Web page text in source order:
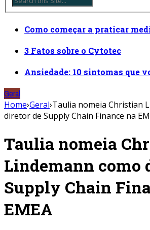
Como começar a praticar
3 Fatos sobre o Cytotec
Ansiedade: 10 sintomas que
Geral
Home›Geral›Taulia nomeia Christian
diretor de Supply Chain Finance na
Taulia nomeia
Lindemann como
Supply Chain
EMEA